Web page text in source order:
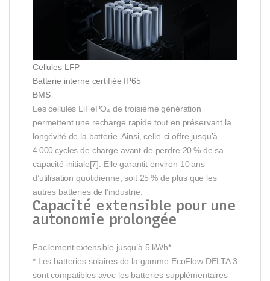
Cellules LFP
Batterie interne certifiée IP65
BMS
Les cellules LiFePO₄ de troisième génération
permettent une recharge rapide tout en préservant la
longévité de la batterie. Ainsi, celle-ci offre jusqu’à
4 000 cycles de charge avant de perdre 20 % de sa
capacité initiale[7]. Elle garantit environ 10 ans
d’utilisation quotidienne, soit 25 % de plus que les
autres batteries de l’industrie.
Capacité extensible pour une
autonomie prolongée
Facilement extensible jusqu’à 5 kWh*
* Les batteries solaires de la gamme EcoFlow DELTA 3
sont compatibles avec les batteries supplémentaires